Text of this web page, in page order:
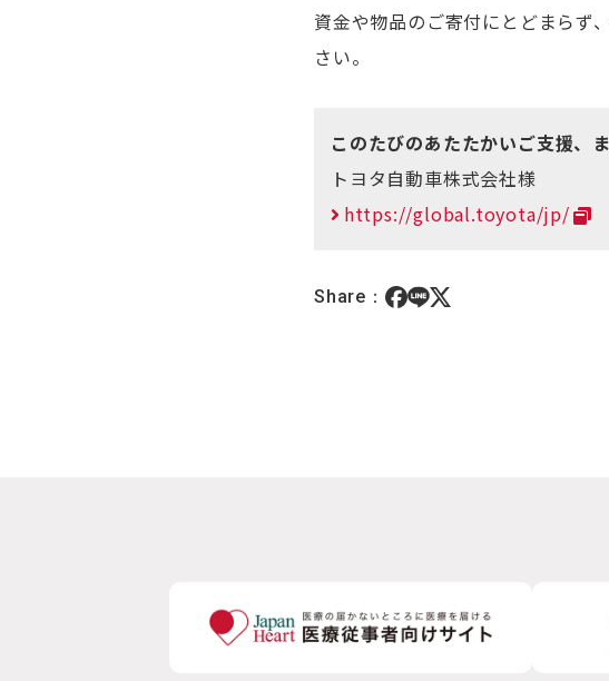
資金や物品のご寄付にとどまらず
さい。
このたびのあたたかいご支援、
トヨタ自動車株式会社様
https://global.toyota/jp/
Share：